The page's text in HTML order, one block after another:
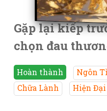
Gặp lại kiếp
chọn đau
Hoàn thành Ngôn
Chữa Lành
Hiện Đại